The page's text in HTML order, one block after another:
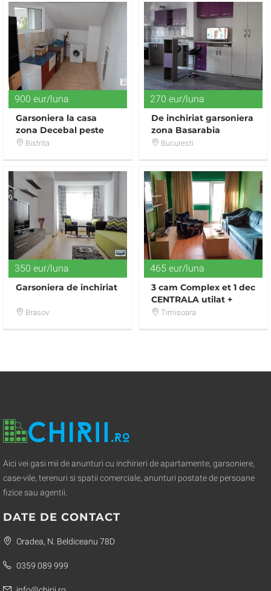
900 eur/luna
Garsoniera la casa
zona Decebal peste
linieBistrita
270 eur/luna
De inchiriat garsoniera
zona Basarabia
Bucuresti
350 eur/luna
Garsoniera de inchiriat
Brasov
465 eur/luna
3 cam Complex et 1 dec
CENTRALA utilat +
balcon
Timisoara
Aici vei gasi mii de anunturi cu inchirieri de apartamente, garsoniere,
case-vile, terenuri si spatii comerciale, anunturi postate de persoane
fizice sau agentii.
DATE DE CONTACT
Oradea, N. Beldiceanu 78D
0359 089 999